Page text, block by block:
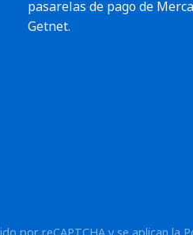
pasarelas de pago de
Getnet.